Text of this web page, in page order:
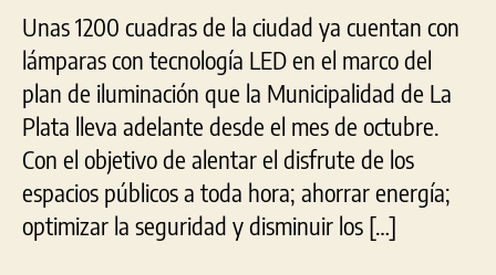
Unas 1200 cuadras de la ciudad ya cuentan con
lámparas con tecnología LED en el marco del
plan de iluminación que la Municipalidad de La
Plata lleva adelante desde el mes de octubre.
Con el objetivo de alentar el disfrute de los
espacios públicos a toda hora; ahorrar energía;
optimizar la seguridad y disminuir los […]